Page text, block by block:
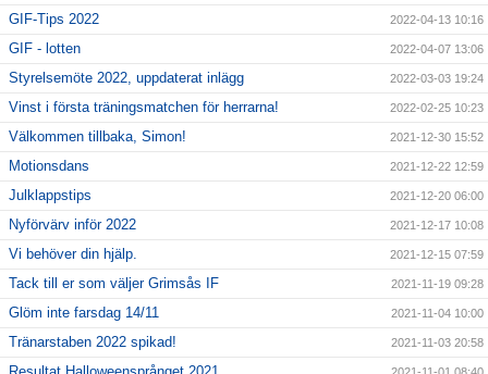
GIF-Tips 2022 2022-04-13 10:16
GIF - lotten 2022-04-07 13:06
Styrelsemöte 2022, uppdaterat inlägg 2022-03-03 19:24
Vinst i första träningsmatchen för herrarna! 2022-02-25 10:23
Välkommen tillbaka, Simon! 2021-12-30 15:52
Motionsdans 2021-12-22 12:59
Julklappstips 2021-12-20 06:00
Nyförvärv inför 2022 2021-12-17 10:08
Vi behöver din hjälp. 2021-12-15 07:59
Tack till er som väljer Grimsås IF 2021-11-19 09:28
Glöm inte farsdag 14/11 2021-11-04 10:00
Tränarstaben 2022 spikad! 2021-11-03 20:58